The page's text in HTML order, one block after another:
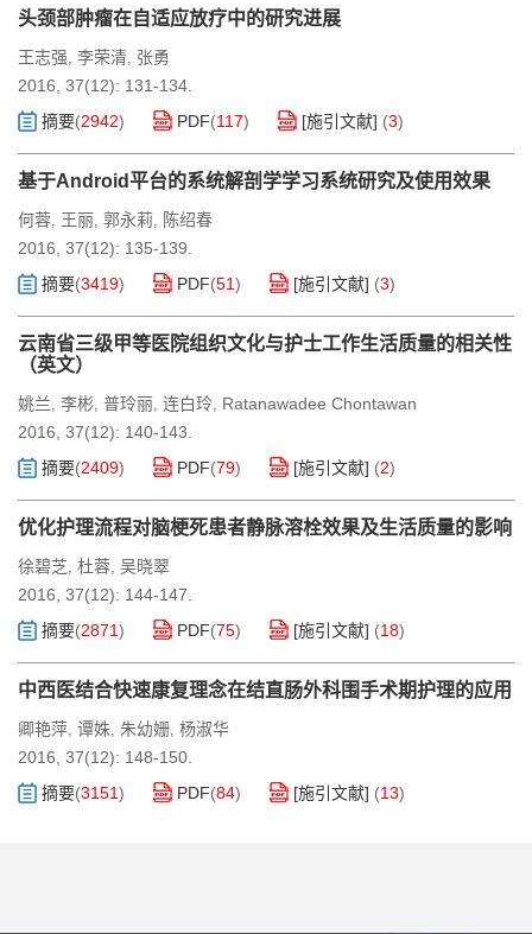
头颈部肿瘤在自适应放疗中的研究进展
王志强, 李荣清, 张勇
2016, 37(12): 131-134.
摘要(2942) PDF(117) [施引文献] (3)
基于Android平台的系统解剖学学习系统研究及使用效果
何蓉, 王丽, 郭永莉, 陈绍春
2016, 37(12): 135-139.
摘要(3419) PDF(51) [施引文献] (3)
云南省三级甲等医院组织文化与护士工作生活质量的相关性
（英文）
姚兰, 李彬, 普玲丽, 连白玲, Ratanawadee Chontawan
2016, 37(12): 140-143.
摘要(2409) PDF(79) [施引文献] (2)
优化护理流程对脑梗死患者静脉溶栓效果及生活质量的影响
徐碧芝, 杜蓉, 吴晓翠
2016, 37(12): 144-147.
摘要(2871) PDF(75) [施引文献] (18)
中西医结合快速康复理念在结直肠外科围手术期护理的应用
卿艳萍, 谭姝, 朱幼姗, 杨淑华
2016, 37(12): 148-150.
摘要(3151) PDF(84) [施引文献] (13)